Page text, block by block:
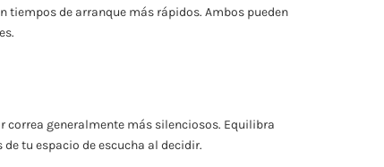
tiempos de arranque más rápidos. Ambos pueden
correa generalmente más silenciosos. Equilibra
tu espacio de escucha al decidir.